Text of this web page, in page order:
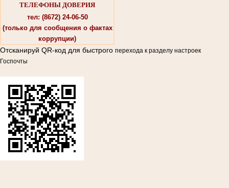
ТЕЛЕФОНЫ ДОВЕРИЯ
тел: (8672) 24-06-50
(только для сообщения о фактах
коррупции)
Отсканируй QR-код для быстрого перехода к разделу настроек
Госпочты